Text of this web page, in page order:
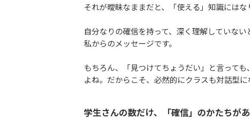
それが曖昧なままだと、「使える」知識にはな
自分なりの確信を持って、深く理解していな
私からのメッセージです。
もちろん、「見つけてちょうだい」と言って
よね。だからこそ、必然的にクラスも対話型に
学生さんの数だけ、「確信」のかたちがあ